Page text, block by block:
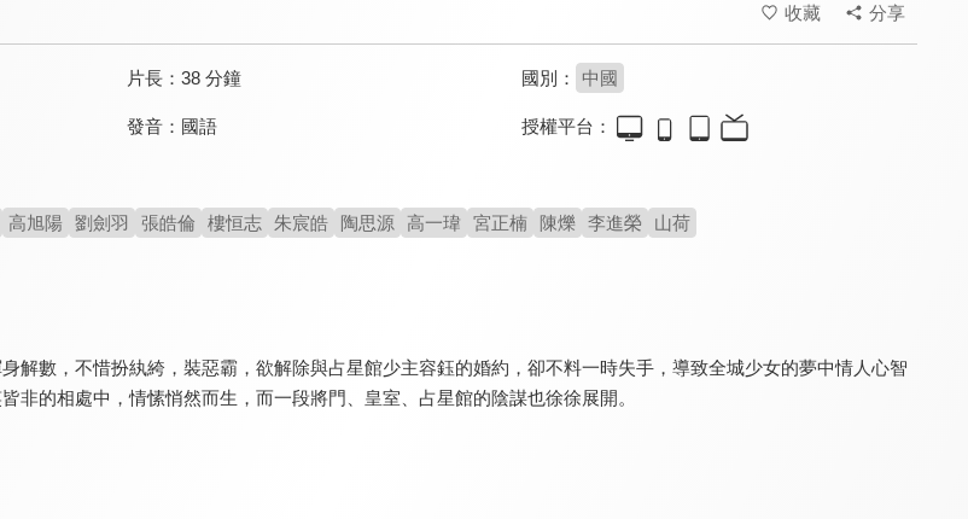
全 24 集 全 24 集
收藏 分享
片長： 38 分鐘 國別： 中國
發音： 國語 授權平台：
高旭陽 劉劍羽 張皓倫 樓恒志 朱宸皓 陶思源 高一瑋 宮正楠 陳爍 李進榮 山荷
解數，不惜扮紈絝，裝惡霸，欲解除與占星館少主容鈺的婚約，卻不料一時失手，導致全城少女的夢中情人心智
非的相處中，情愫悄然而生，而一段將門、皇室、占星館的陰謀也徐徐展開。